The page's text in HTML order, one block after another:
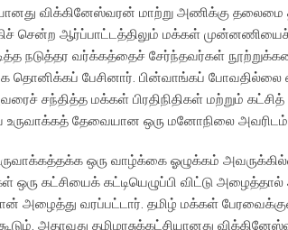
விக்கினேஸ்வரன் மாற்று அணிக்கு தலைமை
சென்ற ஆர்ப்பாட்டத்திலும் மக்கள்
நடுத்தர வர்க்கத்தைச் சேர்ந்தவர்கள்
தொனிக்கப் பேசினார். பின்வாங்கப் போவதில்லை
சந்தித்த மக்கள் பிரதிநிதிகள் மற்றும்
உருவாக்கத் தேவையான ஒரு மனோநிலை
ஒரு வாழ்க்கை ஓழுக்கம்
கட்சியைக் கட்டியெழுப்பி விட்டு
அழைத்து வரப்பட்டார். தமிழ் மக்கள்
அதாவது தமிழரசுக்கட்சியானது